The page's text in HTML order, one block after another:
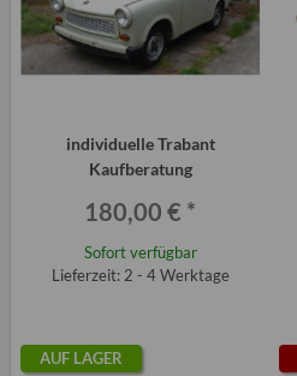
individuelle Trabant
Kaufberatung
180,00 € *
Sofort verfügbar
Lieferzeit: 2 - 4 Werktage
AUF LAGER